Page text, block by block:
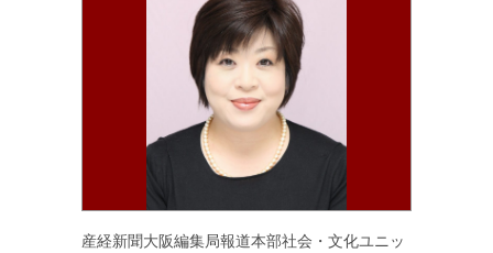
産経新聞大阪編集局報道本部社会・文化ユニッ